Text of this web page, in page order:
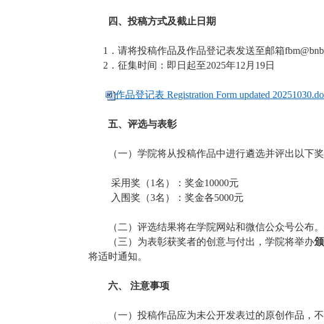
四、 投稿方式及截止日期
1． 请将投稿作品及作品登记表发送至邮箱fbm@
2． 征集时间： 即日起至2025年12月19日
作品登记表 Registration Form updated
五、评选与表彰
（一）学院将从投稿作品中进行遴选并评出以下奖
采用奖（1名）：奖金10000元
入围奖（3名）：奖金各5000元
（二）评选结果将在学院网站和微信公众号公布
（三）为表彰获奖者的创意与付出，学院将举办
将适时通知。
六、 注意事项
（一）投稿作品应为未公开发表过的原创作品